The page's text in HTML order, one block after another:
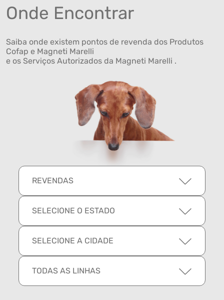
Onde Encontrar
Saiba onde existem pontos de revenda dos Produtos
Cofap e Magneti Marelli
e os Serviços Autorizados da Magneti Marelli .
REVENDAS
SELECIONE O ESTADO
SELECIONE A CIDADE
TODAS AS LINHAS